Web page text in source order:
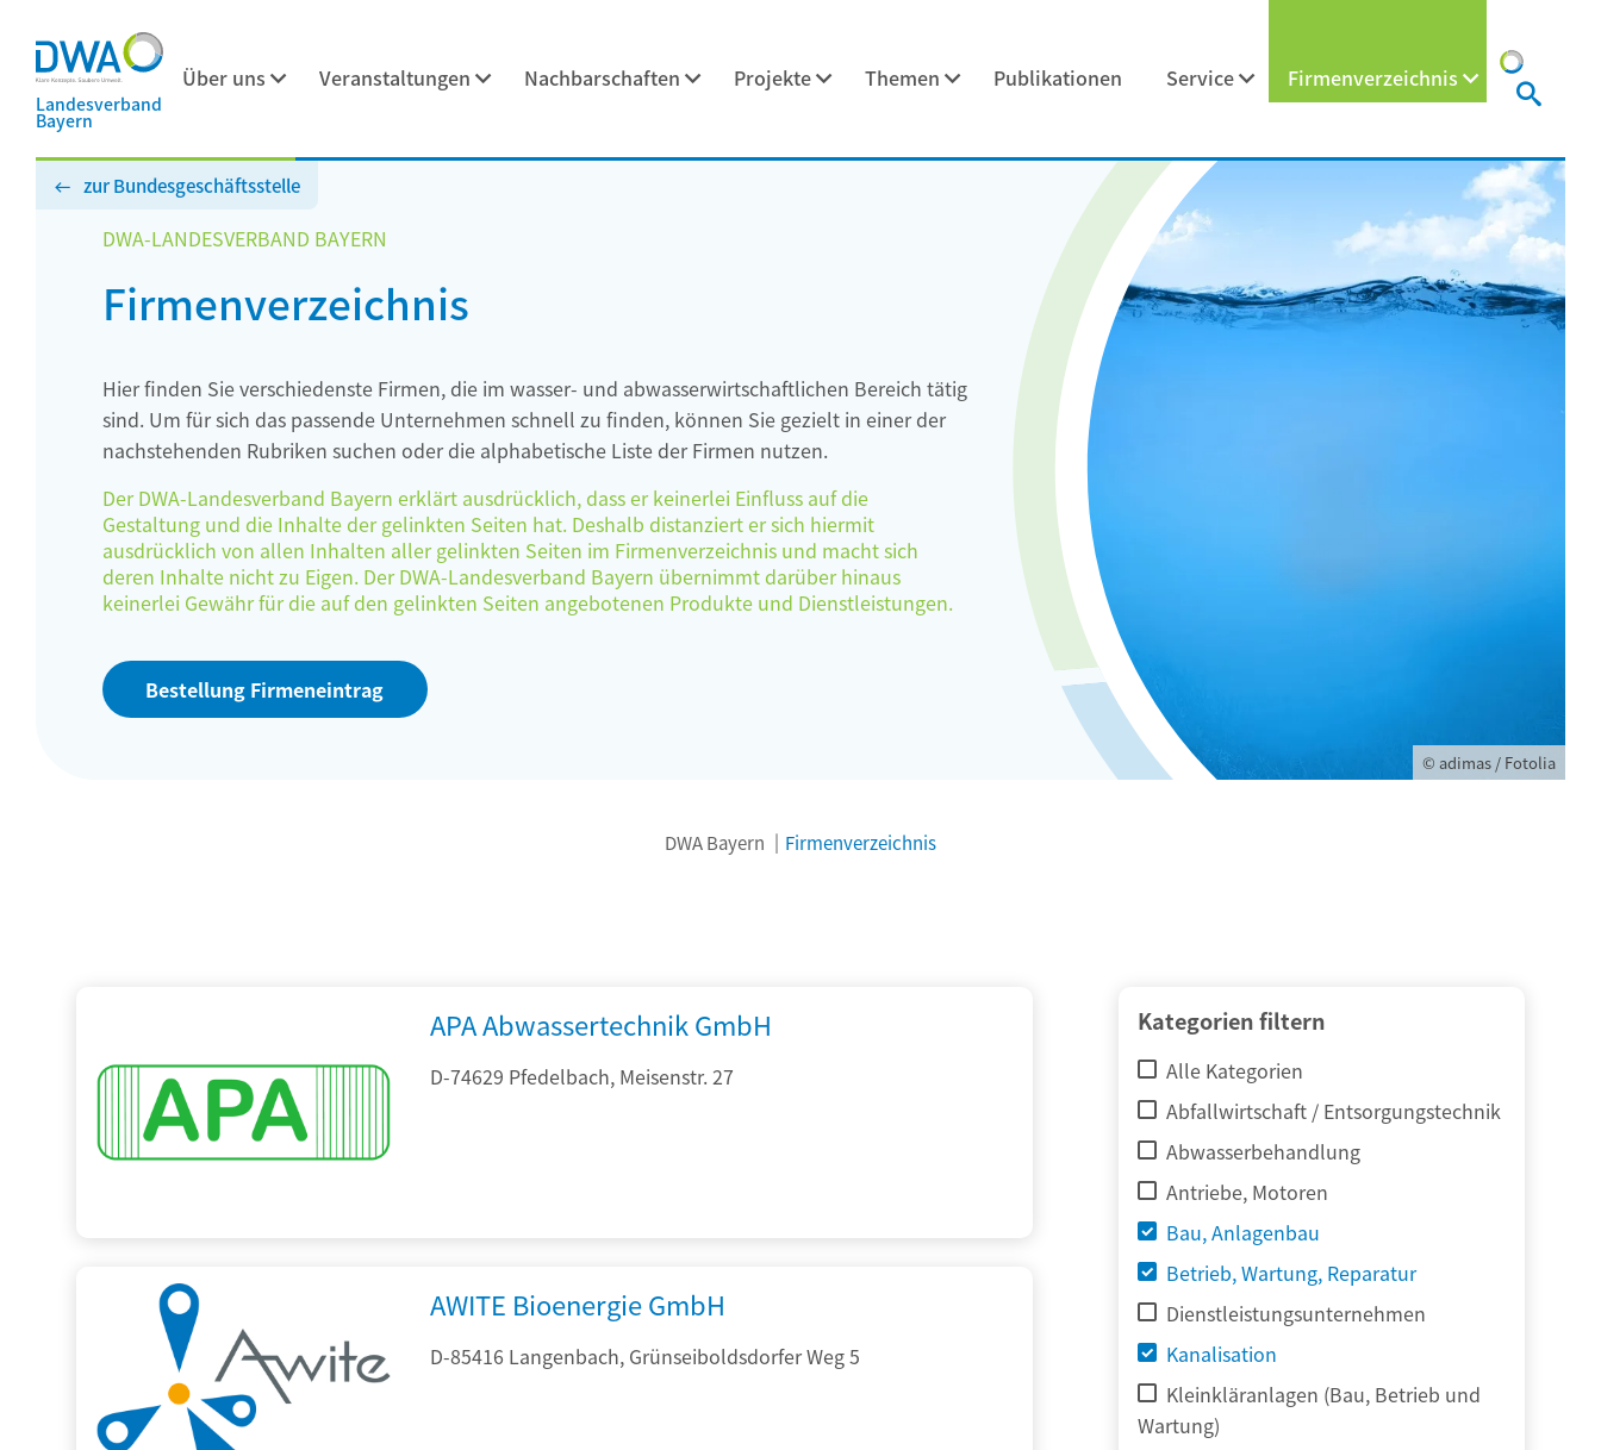
Landesverband
Bayern
Über uns Veranstaltungen Nachbarschaften Projekte Themen Publikationen Service Firmenverzeichnis
zur Bundesgeschäftsstelle
DWA-LANDESVERBAND BAYERN
Firmenverzeichnis
Hier finden Sie verschiedenste Firmen, die im wasser- und abwasserwirtschaftlichen Bereich tätig
sind. Um für sich das passende Unternehmen schnell zu finden, können Sie gezielt in einer der
nachstehenden Rubriken suchen oder die alphabetische Liste der Firmen nutzen.
Der DWA-Landesverband Bayern erklärt ausdrücklich, dass er keinerlei Einfluss auf die
Gestaltung und die Inhalte der gelinkten Seiten hat. Deshalb distanziert er sich hiermit
ausdrücklich von allen Inhalten aller gelinkten Seiten im Firmenverzeichnis und macht sich
deren Inhalte nicht zu Eigen. Der DWA-Landesverband Bayern übernimmt darüber hinaus
keinerlei Gewähr für die auf den gelinkten Seiten angebotenen Produkte und Dienstleistungen.
Bestellung Firmeneintrag
© adimas / Fotolia
DWA Bayern Firmenverzeichnis
Kategorien filtern
Alle Kategorien
Abfallwirtschaft / Entsorgungstechnik
Abwasserbehandlung
Antriebe, Motoren
Bau, Anlagenbau
Betrieb, Wartung, Reparatur
Dienstleistungsunternehmen
Kanalisation
Kleinkläranlagen (Bau, Betrieb und
Wartung)
APA Abwassertechnik GmbH
D-74629 Pfedelbach, Meisenstr. 27
AWITE Bioenergie GmbH
D-85416 Langenbach, Grünseiboldsdorfer Weg 5